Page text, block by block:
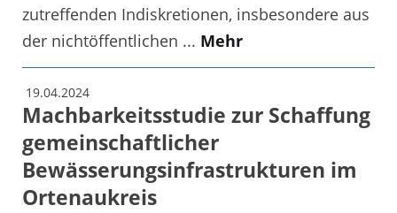
zutreffenden Indiskretionen, insbesondere aus
der nichtöffentlichen ... Mehr
19.04.2024
Machbarkeitsstudie zur Schaffung
gemeinschaftlicher
Bewässerungsinfrastrukturen im
Ortenaukreis